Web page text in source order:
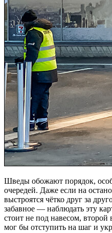
Шведы обожают порядок,
очередей. Даже если на
выстроятся чётко друг за
забавное — наблюдать эту
стоит не под навесом, второй
мог бы отступить на шаг и